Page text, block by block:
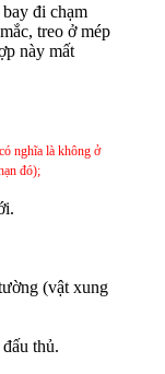
đi chạm
treo ở mép
này mất
nghĩa là không ở
đó);
(vật xung
thủ.